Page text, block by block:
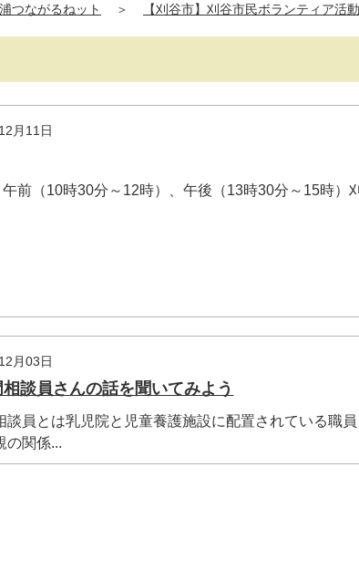
つながるねット ＞ 【刈谷市】刈谷市民ボランティア活
月11日
前（10時30分～12時）、午後（13時30分～15時）
月03日
談員さんの話を聞いてみよう
談員とは乳児院と児童養護施設に配置されている職員
の関係...